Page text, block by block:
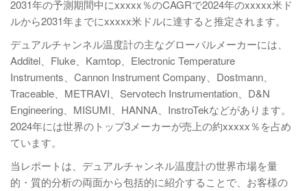
2031年の予測期間中にxxxxx％のCAGRで2024年のxxxxx米ド
ルから2031年までにxxxxx米ドルに達すると推定されます。
デュアルチャンネル温度計の主なグローバルメーカーには、
Additel、Fluke、Kamtop、Electronic Temperature
Instruments、Cannon Instrument Company、Dostmann、
Traceable、METRAVI、Servotech Instrumentation、D&N
Engineering、MISUMI、HANNA、InstroTekなどがあります。
2024年には世界のトップ3メーカーが売上の約xxxxx％を占め
ています。
当レポートは、デュアルチャンネル温度計の世界市場を量
的・質的分析の両面から包括的に紹介することで、お客様の